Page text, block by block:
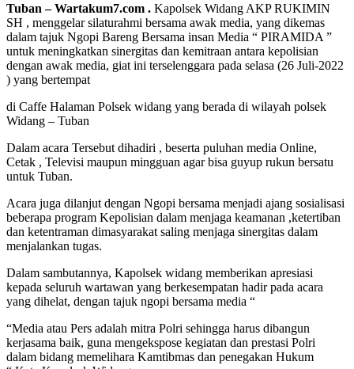
Tuban – Wartakum7.com . Kapolsek Widang AKP RUKIMIN
SH , menggelar silaturahmi bersama awak media, yang dikemas
dalam tajuk Ngopi Bareng Bersama insan Media “ PIRAMIDA ”
untuk meningkatkan sinergitas dan kemitraan antara kepolisian
dengan awak media, giat ini terselenggara pada selasa (26 Juli-2022
) yang bertempat
di Caffe Halaman Polsek widang yang berada di wilayah polsek
Widang – Tuban
Dalam acara Tersebut dihadiri , beserta puluhan media Online,
Cetak , Televisi maupun mingguan agar bisa guyup rukun bersatu
untuk Tuban.
Acara juga dilanjut dengan Ngopi bersama menjadi ajang sosialisasi
beberapa program Kepolisian dalam menjaga keamanan ,ketertiban
dan ketentraman dimasyarakat saling menjaga sinergitas dalam
menjalankan tugas.
Dalam sambutannya, Kapolsek widang memberikan apresiasi
kepada seluruh wartawan yang berkesempatan hadir pada acara
yang dihelat, dengan tajuk ngopi bersama media “
“Media atau Pers adalah mitra Polri sehingga harus dibangun
kerjasama baik, guna mengekspose kegiatan dan prestasi Polri
dalam bidang memelihara Kamtibmas dan penegakan Hukum